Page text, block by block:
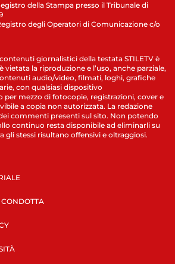
della Stampa presso il Tribunale di
degli Operatori di Comunicazione c/o
giornalistici della testata STILETV è
vietata la riproduzione e l’uso, anche parziale,
audio/video, filmati, loghi, grafiche
con qualsiasi dispositivo
per mezzo di fotocopie, registrazioni, cover e
a copia non autorizzata. La redazione
commenti presenti sul sito. Non potendo
continuo resta disponibile ad eliminarli su
gli stessi risultano offensivi e oltraggiosi.